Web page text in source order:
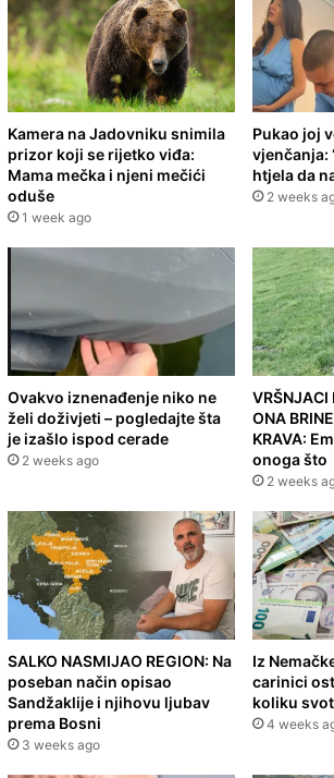
Kamera na Jadovniku snimila
prizor koji se rijetko viđa:
Mama mečka i njeni mečići
oduše
1 week ago
Pukao joj
vjenčanja:
htjela da
2 weeks
Ovakvo iznenađenje niko ne
želi doživjeti – pogledajte šta
je izašlo ispod cerade
2 weeks ago
VRŠNJACI
ONA
KRAVA:
onoga što
2 weeks
SALKO NASMIJAO REGION: Na
poseban način opisao
Sandžaklije i njihovu ljubav
prema Bosni
3 weeks ago
Iz
carinici
koliku
4 weeks